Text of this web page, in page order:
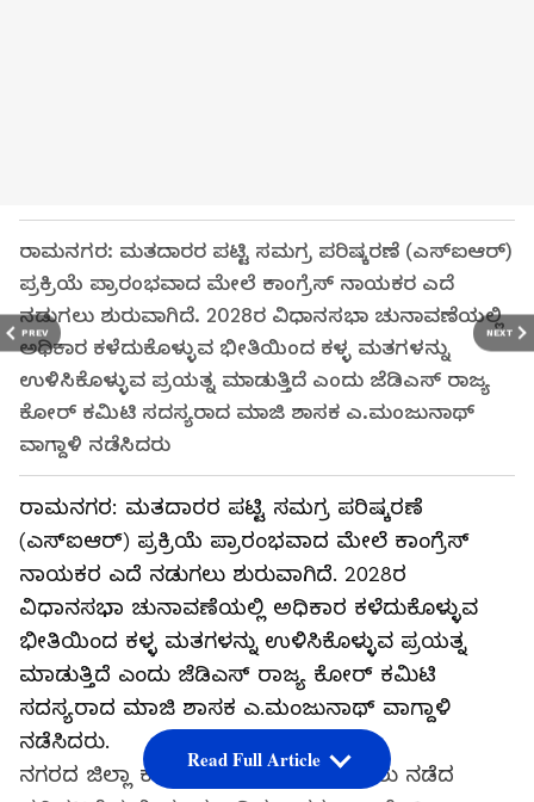
PREV NEXT
ರಾಮನಗರ: ಮತದಾರರ ಪಟ್ಟಿ ಸಮಗ್ರ ಪರಿಷ್ಕರಣೆ (ಎಸ್‌ಐಆರ್)
ಪ್ರಕ್ರಿಯೆ ಪ್ರಾರಂಭವಾದ ಮೇಲೆ ಕಾಂಗ್ರೆಸ್ ನಾಯಕರ ಎದೆ
ನಡುಗಲು ಶುರುವಾಗಿದೆ. 2028ರ ವಿಧಾನಸಭಾ ಚುನಾವಣೆಯಲ್ಲಿ
ಅಧಿಕಾರ ಕಳೆದುಕೊಳ್ಳುವ ಭೀತಿಯಿಂದ ಕಳ್ಳ ಮತಗಳನ್ನು
ಉಳಿಸಿಕೊಳ್ಳುವ ಪ್ರಯತ್ನ ಮಾಡುತ್ತಿದೆ ಎಂದು ಜೆಡಿಎಸ್ ರಾಜ್ಯ
ಕೋರ್ ಕಮಿಟಿ ಸದಸ್ಯರಾದ ಮಾಜಿ ಶಾಸಕ ಎ.ಮಂಜುನಾಥ್
ವಾಗ್ದಾಳಿ ನಡೆಸಿದರು
ರಾಮನಗರ: ಮತದಾರರ ಪಟ್ಟಿ ಸಮಗ್ರ ಪರಿಷ್ಕರಣೆ
(ಎಸ್‌ಐಆರ್) ಪ್ರಕ್ರಿಯೆ ಪ್ರಾರಂಭವಾದ ಮೇಲೆ ಕಾಂಗ್ರೆಸ್
ನಾಯಕರ ಎದೆ ನಡುಗಲು ಶುರುವಾಗಿದೆ. 2028ರ
ವಿಧಾನಸಭಾ ಚುನಾವಣೆಯಲ್ಲಿ ಅಧಿಕಾರ ಕಳೆದುಕೊಳ್ಳುವ
ಭೀತಿಯಿಂದ ಕಳ್ಳ ಮತಗಳನ್ನು ಉಳಿಸಿಕೊಳ್ಳುವ ಪ್ರಯತ್ನ
ಮಾಡುತ್ತಿದೆ ಎಂದು ಜೆಡಿಎಸ್ ರಾಜ್ಯ ಕೋರ್ ಕಮಿಟಿ
ಸದಸ್ಯರಾದ ಮಾಜಿ ಶಾಸಕ ಎ.ಮಂಜುನಾಥ್ ವಾಗ್ದಾಳಿ
ನಡೆಸಿದರು.
ನಗರದ ಜಿಲ್ಲಾ ಕಚೇರಿಗಳ ಸಂಕೀರ್ಣದ ಎದುರು ನಡೆದ
Read Full Article